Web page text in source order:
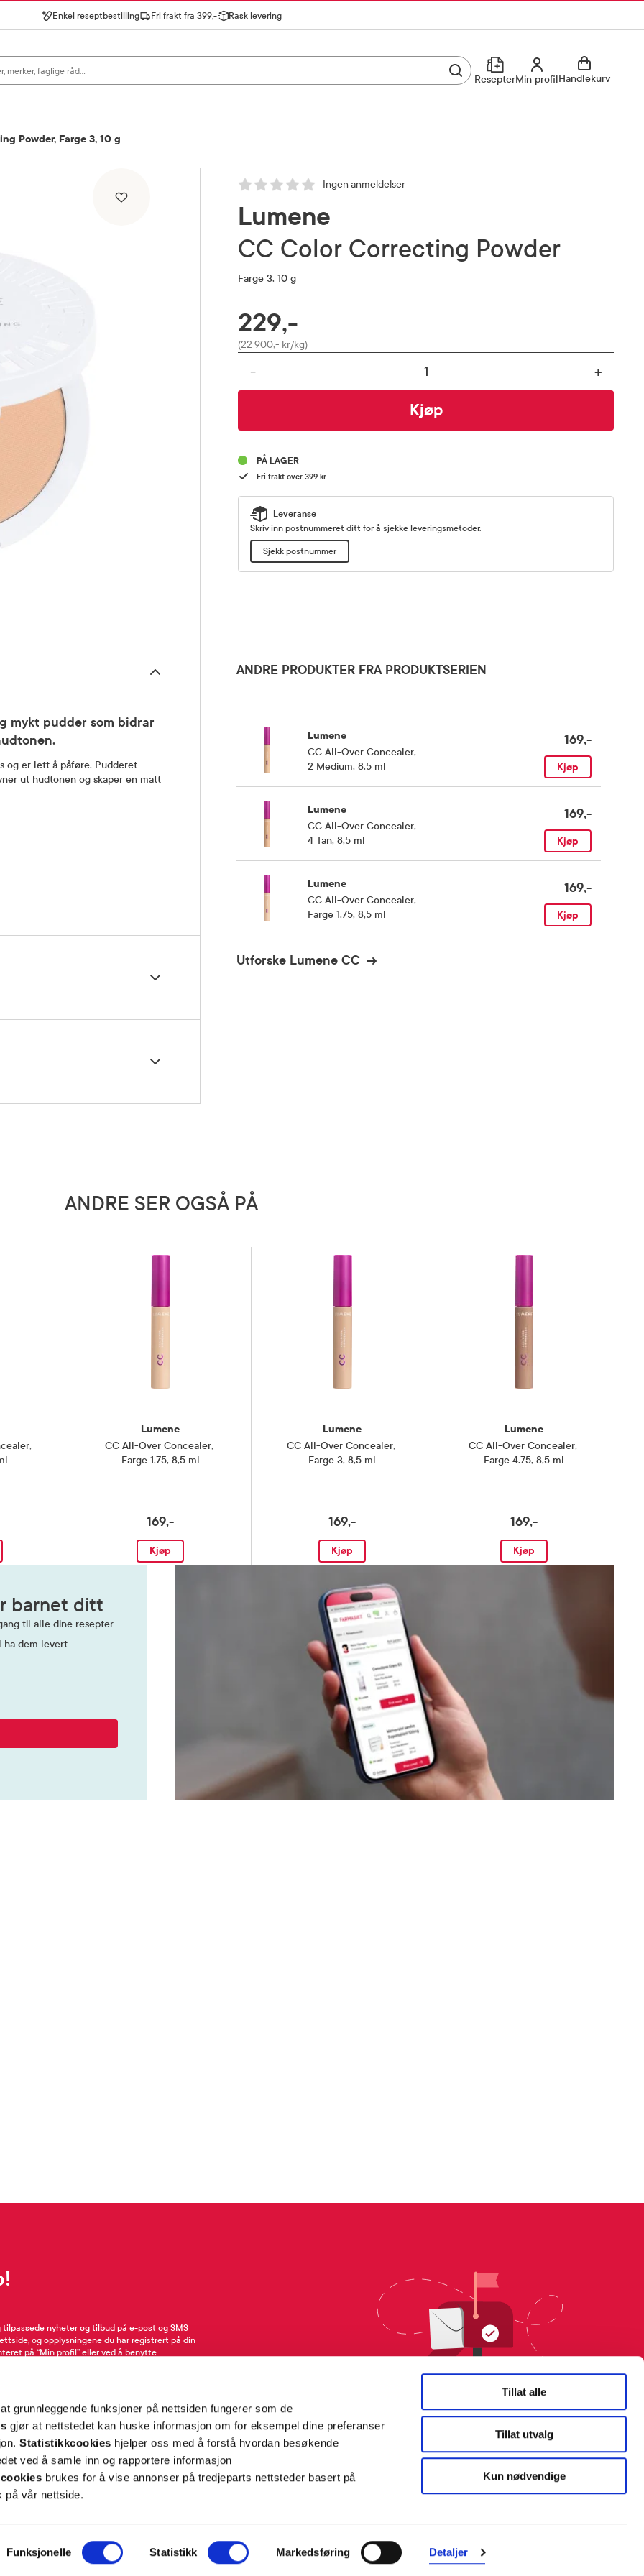
grunnleggende funksjoner på nettsiden fungerer som de
gjør at nettstedet kan huske informasjon om for eksempel dine preferanser
Statistikkcookies hjelper oss med å forstå hvordan besøkende
ved å samle inn og rapportere informasjon
brukes for å vise annonser på tredjeparts nettsteder basert på
på vår nettside.
Funksjonelle Statistikk Markedsføring Detaljer
Tillat alle
Tillat utvalg
Kun nødvendige
Enkel reseptbestilling Fri frakt fra 399,- Rask levering
Utfør søkResepterMin profilMin profilHandlekurv
Powder, Farge 3, 10 g
Ingen anmeldelser
Lumene
CC Color Correcting Powder
Farge 3, 10 g
RABATTPROSENT
Pris
229,-
(22 900,- kr/kg)
- +
Kjøp
PÅ LAGER
Fri frakt over 399 kr
Leveranse
Skriv inn postnummeret ditt for å sjekke leveringsmetoder.
Sjekk postnummer
mykt pudder som bidrar
og er lett å påføre. Pudderet
ut hudtonen og skaper en matt
ANDRE PRODUKTER FRA PRODUKTSERIEN
Lumene
CC All-Over Concealer,
2 Medium, 8,5 ml
169,-
Kjøp
Lumene
CC All-Over Concealer,
4 Tan, 8,5 ml
169,-
Kjøp
Lumene
CC All-Over Concealer,
Farge 1.75, 8,5 ml
169,-
Kjøp
Utforske Lumene CC
ANDRE SER OGSÅ PÅ
,
Lumene
CC All-Over Concealer,
Farge 1.75, 8,5 ml
169,-
Kjøp
Lumene
CC All-Over Concealer,
Farge 3, 8,5 ml
169,-
Kjøp
Lumene
CC All-Over Concealer,
Farge 4.75, 8,5 ml
169,-
Kjøp
barnet ditt
til alle dine resepter
ha dem levert
nyheter og tilbud på e-post og SMS
og opplysningene du har registrert på din
på “Min profil” eller ved å benytte
Meld meg på
Kontakt oss
nettapotek. Med tusenvis av